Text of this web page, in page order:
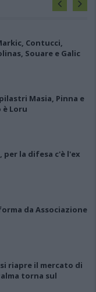
Contucci,
Souare e Galic
Masia, Pinna e
Loru
per la difesa c'è l'ex
da Associazione
riapre il mercato di
torna sul